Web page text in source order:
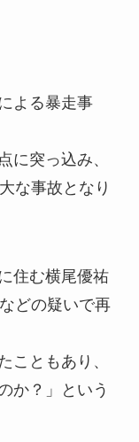
よる暴走事
に突っ込み、
な事故となり
住む横尾優祐
どの疑いで再
こともあり、
か？」という